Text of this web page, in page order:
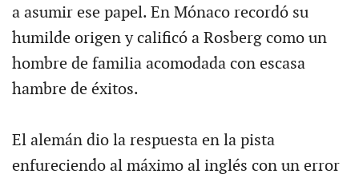
a asumir ese papel. En Mónaco recordó su
humilde origen y calificó a Rosberg como un
hombre de familia acomodada con escasa
hambre de éxitos.
El alemán dio la respuesta en la pista
enfureciendo al máximo al inglés con un error